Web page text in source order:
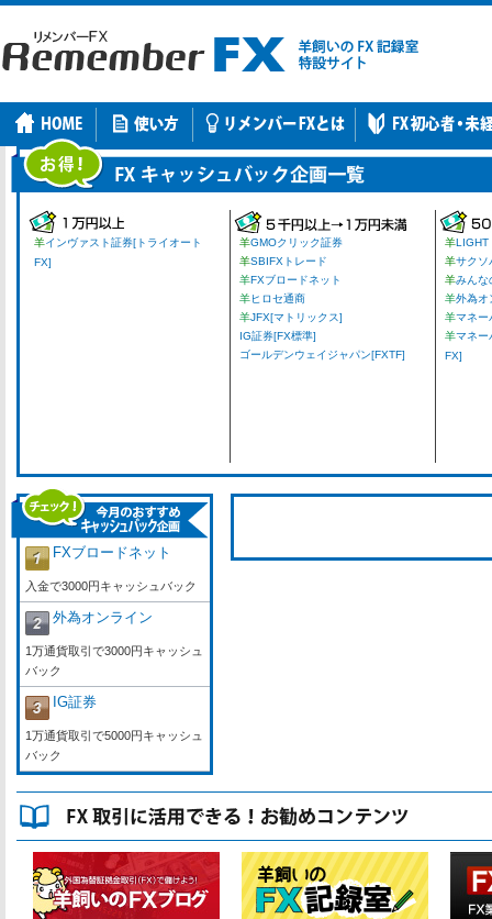
羊インヴァスト証券[トライオート
FX]
羊GMOクリック証券
羊SBIFXトレード
羊FXブロードネット
羊ヒロセ通商
羊JFX[マトリックス]
IG証券[FX標準]
ゴールデンウェイジャパン[FXTF]
羊LIGHT
羊サクソ
羊みんな
羊外為オ
羊マネー
羊マネー
FX]
FXブロードネット
入金で3000円キャッシュバック
外為オンライン
1万通貨取引で3000円キャッシュ
バック
IG証券
1万通貨取引で5000円キャッシュ
バック